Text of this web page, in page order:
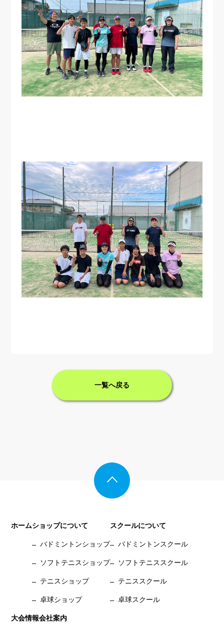
一覧へ戻る
ホームショップについて
バドミントンショップ
ソフトテニスショップ
テニスショップ
卓球ショップ
スクールについて
バドミントンスクール
ソフトテニススクール
テニススクール
卓球スクール
大会情報会社案内